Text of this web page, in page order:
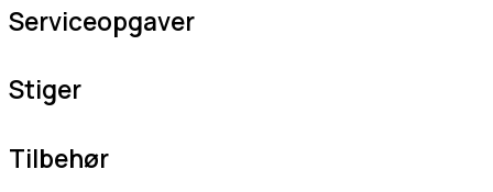
Serviceopgaver
Stiger
Tilbehør